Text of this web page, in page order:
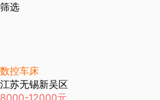
筛选
数控车床
江苏无锡新吴区
8000-12000元